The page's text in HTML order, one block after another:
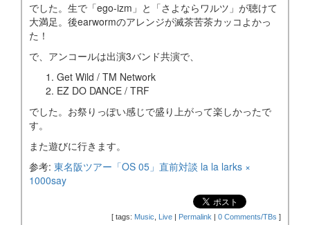
でした。生で「ego-izm」と「さよならワルツ」が聴けて
大満足。後earwormのアレンジが滅茶苦茶カッコよかっ
た！
で、アンコールは出演3バンド共演で、
Get Wild / TM Network
EZ DO DANCE / TRF
でした。お祭りっぽい感じで盛り上がって楽しかったで
す。
また遊びに行きます。
参考: 東名阪ツアー「OS 05」直前対談 la la larks ×
1000say
[ tags: Music Live Permalink 0 Comments/TBs ]